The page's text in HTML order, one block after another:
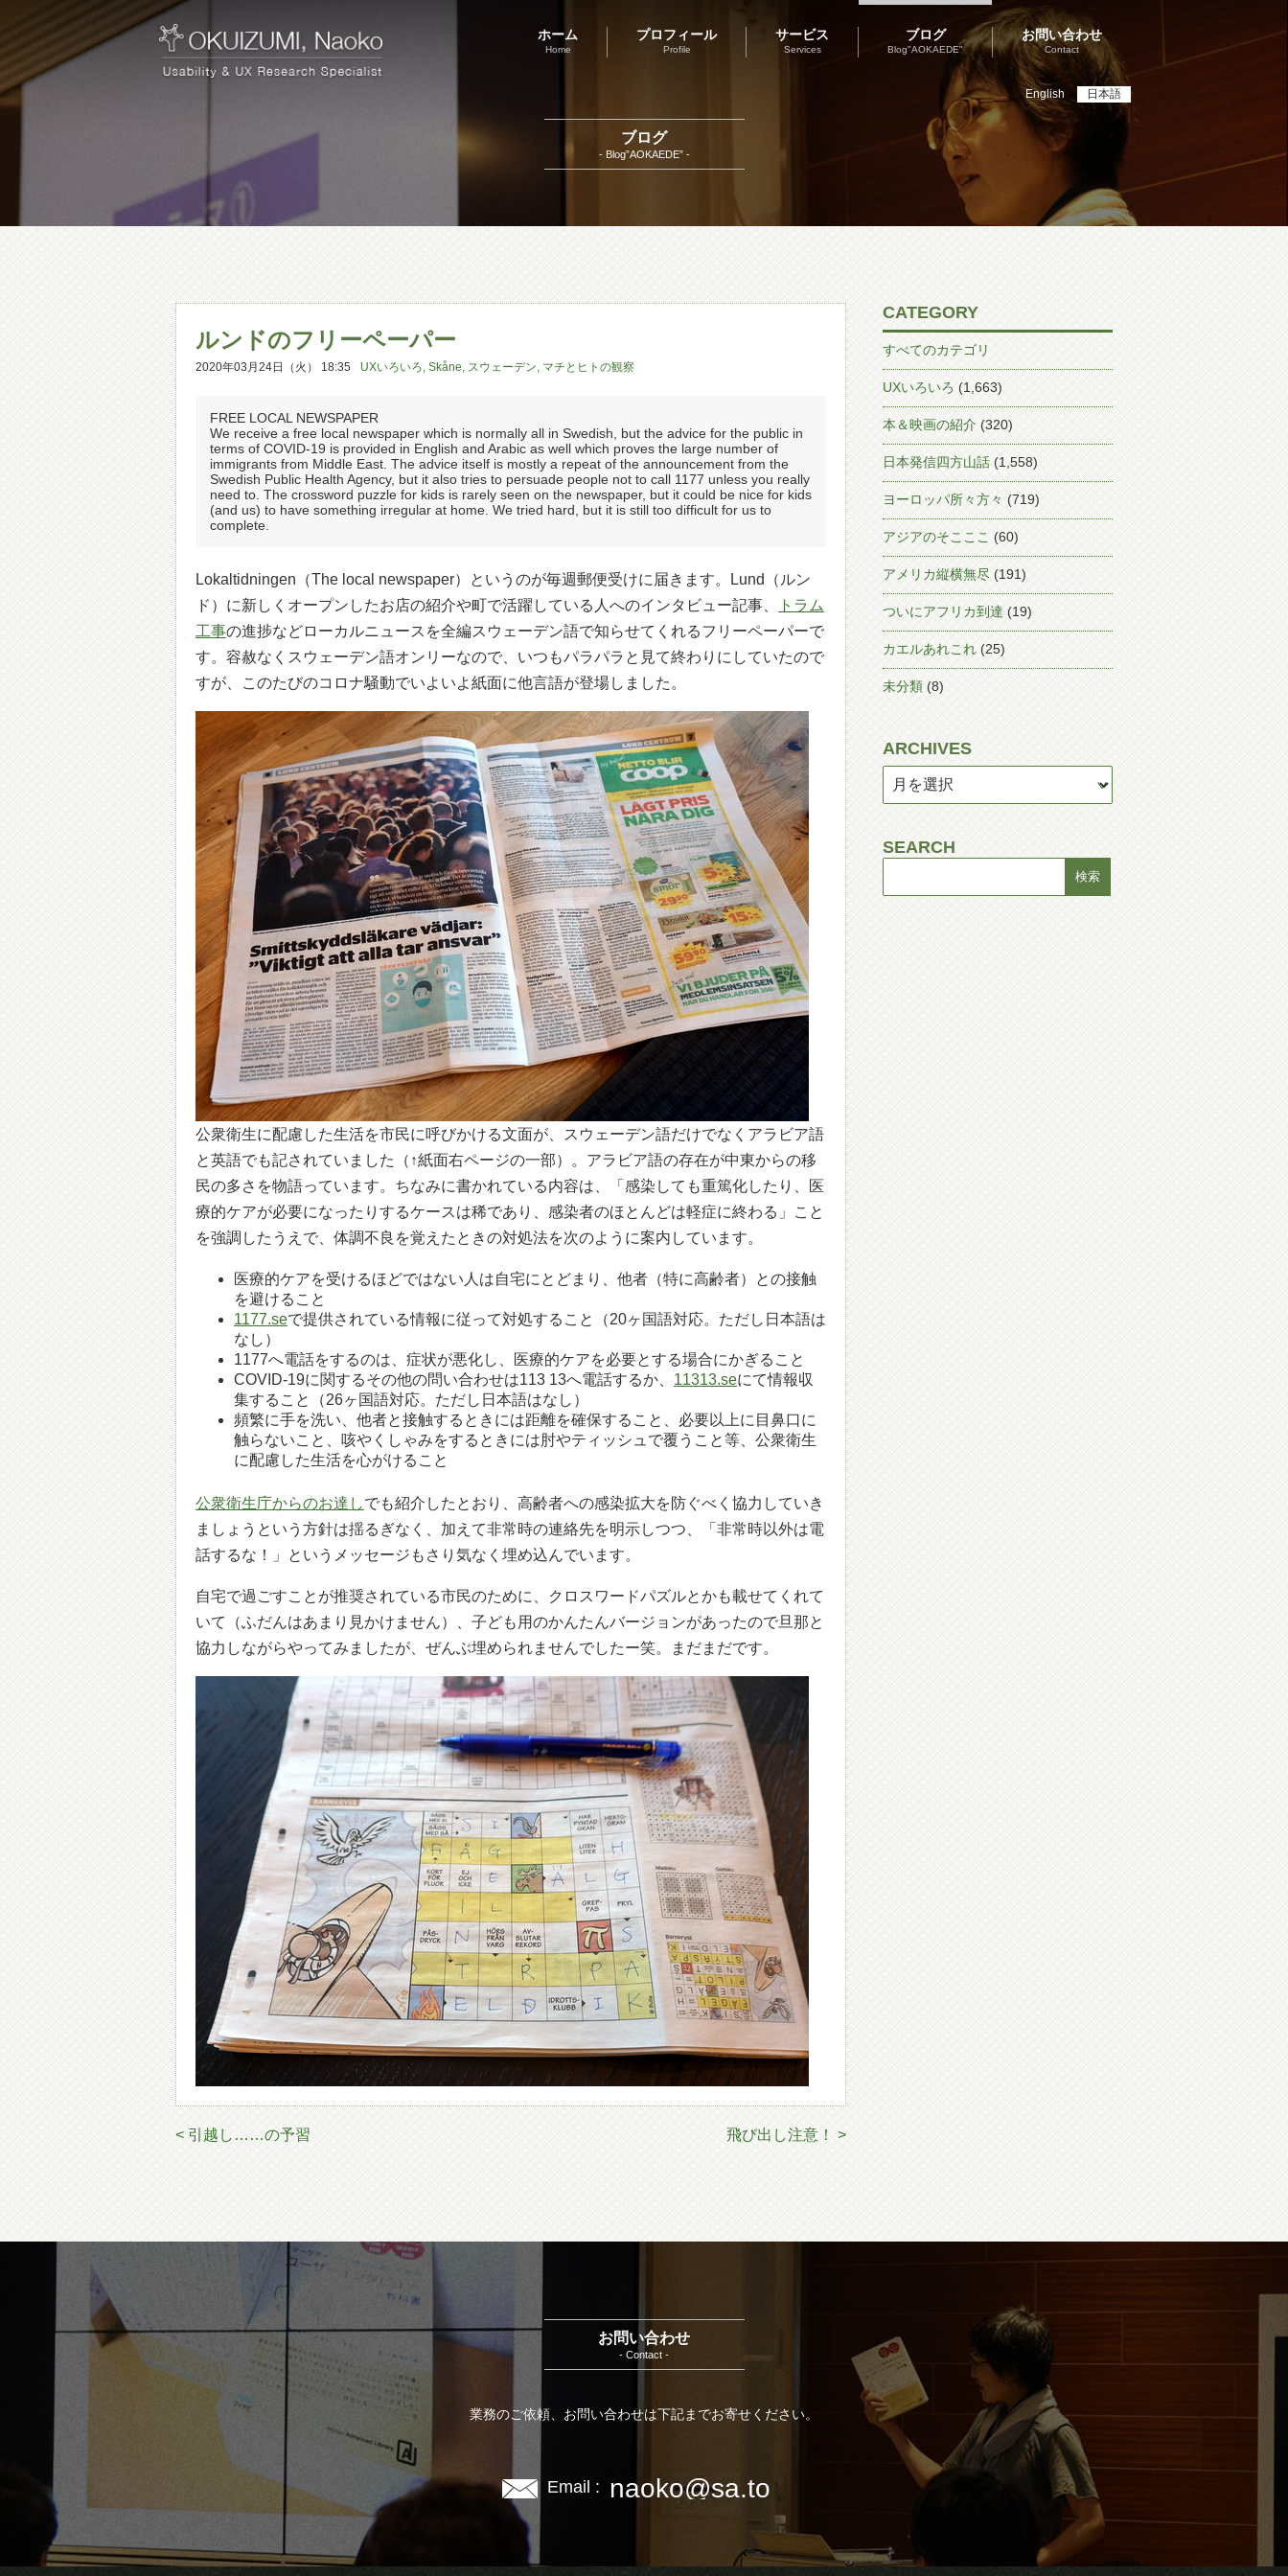
English 日本語
ホーム
Home
プロフィール
Profile
サービス
Services
ブログ
Blog"AOKAEDE"
お問い合わせ
Contact
ブログ
- Blog”AOKAEDE” -
ルンドのフリーペーパー
2020年03月24日（火） 18:35 UXいろいろ, Skåne, スウェーデン, マチとヒトの観察
FREE LOCAL NEWSPAPER
We receive a free local newspaper which is normally all in Swedish, but the advice for the public in
terms of COVID-19 is provided in English and Arabic as well which proves the large number of
immigrants from Middle East. The advice itself is mostly a repeat of the announcement from the
Swedish Public Health Agency, but it also tries to persuade people not to call 1177 unless you really
need to. The crossword puzzle for kids is rarely seen on the newspaper, but it could be nice for kids
(and us) to have something irregular at home. We tried hard, but it is still too difficult for us to
complete.
Lokaltidningen（The local newspaper）というのが毎週郵便受けに届きます。Lund（ルン
ド）に新しくオープンしたお店の紹介や町で活躍している人へのインタビュー記事、
トラム
工事の進捗などローカルニュースを全編スウェーデン語で知らせてくれるフリーペーパーで
す。容赦なくスウェーデン語オンリーなので、いつもパラパラと見て終わりにしていたので
すが、このたびのコロナ騒動でいよいよ紙面に他言語が登場しました。
公衆衛生に配慮した生活を市民に呼びかける文面が、スウェーデン語だけでなくアラビア語
と英語でも記されていました（↑紙面右ページの一部）。アラビア語の存在が中東からの移
民の多さを物語っています。ちなみに書かれている内容は、「感染しても重篤化したり、医
療的ケアが必要になったりするケースは稀であり、感染者のほとんどは軽症に終わる」こと
を強調したうえで、体調不良を覚えたときの対処法を次のように案内しています。
医療的ケアを受けるほどではない人は自宅にとどまり、他者（特に高齢者）との接触
を避けること
1177.seで提供されている情報に従って対処すること（20ヶ国語対応。ただし日本語は
なし）
1177へ電話をするのは、症状が悪化し、医療的ケアを必要とする場合にかぎること
COVID-19に関するその他の問い合わせは113 13へ電話するか、 11313.seにて情報収
集すること（26ヶ国語対応。ただし日本語はなし）
頻繁に手を洗い、他者と接触するときには距離を確保すること、必要以上に目鼻口に
触らないこと、咳やくしゃみをするときには肘やティッシュで覆うこと等、公衆衛生
に配慮した生活を心がけること
公衆衛生庁からのお達しでも紹介したとおり、高齢者への感染拡大を防ぐべく協力していき
ましょうという方針は揺るぎなく、加えて非常時の連絡先を明示しつつ、「非常時以外は電
話するな！」というメッセージもさり気なく埋め込んでいます。
自宅で過ごすことが推奨されている市民のために、クロスワードパズルとかも載せてくれて
いて（ふだんはあまり見かけません）、子ども用のかんたんバージョンがあったので旦那と
協力しながらやってみましたが、ぜんぶ埋められませんでしたー笑。まだまだです。
< 引越し……の予習 飛び出し注意！ >
CATEGORY
すべてのカテゴリ
UXいろいろ (1,663)
本＆映画の紹介 (320)
日本発信四方山話 (1,558)
ヨーロッパ所々方々 (719)
アジアのそこここ (60)
アメリカ縦横無尽 (191)
ついにアフリカ到達 (19)
カエルあれこれ (25)
未分類 (8)
ARCHIVES
SEARCH
お問い合わせ
- Contact -
業務のご依頼、お問い合わせは下記までお寄せください。
Email : naoko@sa.to